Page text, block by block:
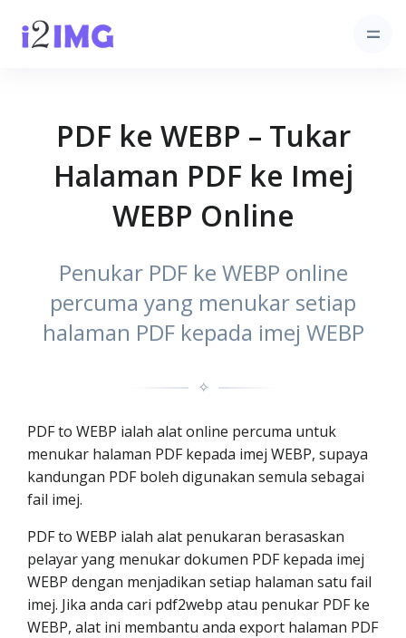
PDF ke WEBP – Tukar
Halaman PDF ke Imej
WEBP Online
Penukar PDF ke WEBP online
percuma yang menukar setiap
halaman PDF kepada imej WEBP
✧
PDF to WEBP ialah alat online percuma untuk
menukar halaman PDF kepada imej WEBP, supaya
kandungan PDF boleh digunakan semula sebagai
fail imej.
PDF to WEBP ialah alat penukaran berasaskan
pelayar yang menukar dokumen PDF kepada imej
WEBP dengan menjadikan setiap halaman satu fail
imej. Jika anda cari pdf2webp atau penukar PDF ke
WEBP, alat ini membantu anda export halaman PDF